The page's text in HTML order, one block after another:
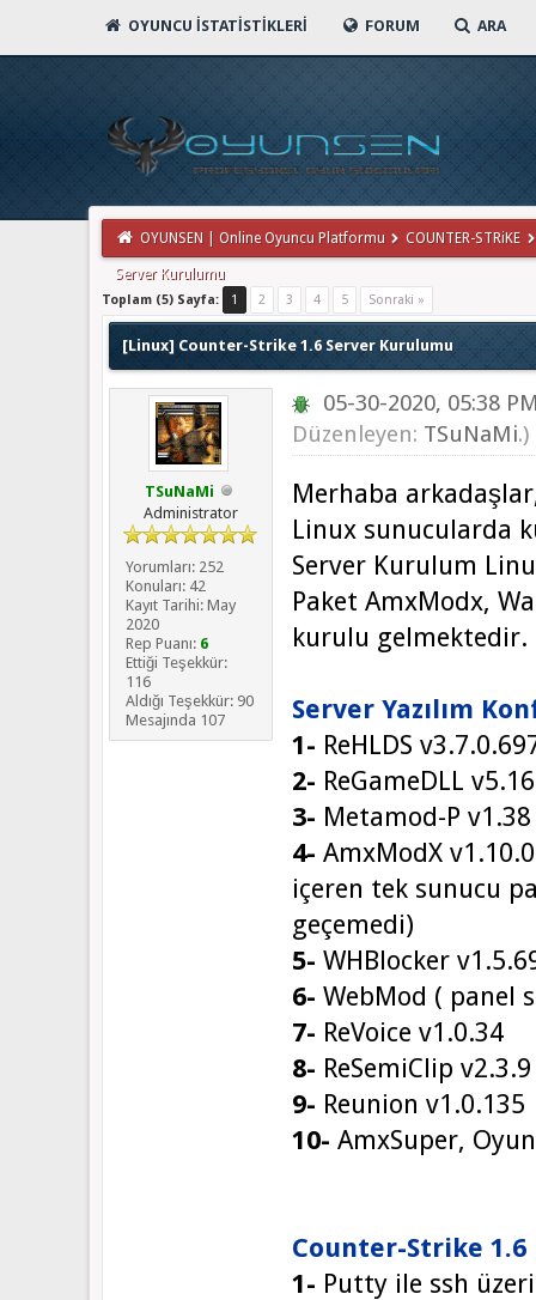
OYUNCU İSTATISTIKLERI FORUM ARA
OYUNSEN | Online Oyuncu Platformu COUNTER-STRiKE
Server Kurulumu
Toplam (5) Sayfa: 1 2 3 4 5 Sonraki »
[Linux] Counter-Strike 1.6 Server Kurulumu
TSuNaMi
Administrator
Yorumları: 252
Konuları: 42
Kayıt Tarihi: May
2020
Rep Puanı: 6
Ettiği Teşekkür:
116
Aldığı Teşekkür: 90
Mesajında 107
05-30-2020, 05:38
Düzenleyen: TSuNaMi.)
Merhaba
Linux sunucularda
Server Kurulum
Paket AmxModx,
kurulu gelmektedir.
Server Yazılım
1- ReHLDS
2- ReGameDLL
3- Metamod-P v1.38
4- AmxModX
içeren tek sunucu
geçemedi)
5- WHBlocker
6-WebMod ( panel
7- ReVoice v1.0.34
8- ReSemiClip v2.3.9
9- Reunion v1.0.135
10- AmxSuper,
Counter-Strike
1- Putty ile ssh